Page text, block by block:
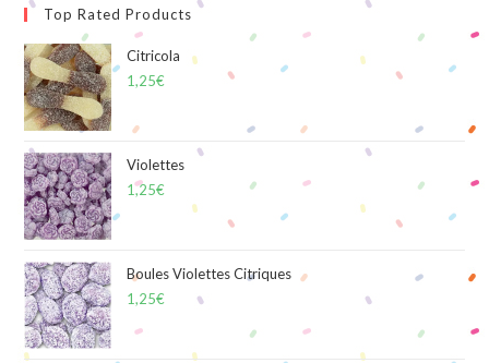
Top Rated Products
Citricola
1,25€
Violettes
1,25€
Boules Violettes Citriques
1,25€